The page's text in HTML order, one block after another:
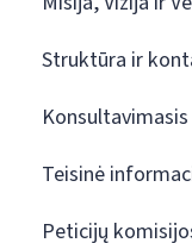
Struktūra ir
Teisinė
Peticijų